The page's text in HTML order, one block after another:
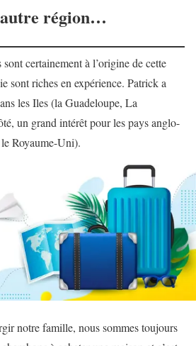
région…
certainement à l’origine de cette
sont riches en expérience. Patrick a
les Iles (la Guadeloupe, La
un grand intérêt pour les pays anglo-
Royaume-Uni).
notre famille, nous sommes toujours